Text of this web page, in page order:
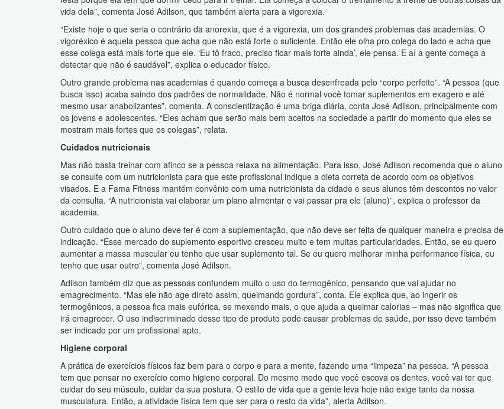
vida dela”, comenta José Adilson, que também alerta para a vigorexia.
“Existe hoje o que seria o contrário da anorexia, que é a vigorexia, um dos grandes problemas das academias. O
vigoréxico é aquela pessoa que acha que não está forte o suficiente. Então ele olha pro colega do lado e acha que
esse colega está mais forte que ele. ‘Eu tô fraco, preciso ficar mais forte ainda’, ele pensa. E aí a gente começa a
detectar que não é saudável”, explica o educador físico.
Outro grande problema nas academias é quando começa a busca desenfreada pelo “corpo perfeito”. “A pessoa (que
busca isso) acaba saindo dos padrões de normalidade. Não é normal você tomar suplementos em exagero e até
mesmo usar anabolizantes”, comenta. A conscientização é uma briga diária, conta José Adilson, principalmente com
os jovens e adolescentes. “Eles acham que serão mais bem aceitos na sociedade a partir do momento que eles se
mostram mais fortes que os colegas”, relata.
Cuidados nutricionais
Mas não basta treinar com afinco se a pessoa relaxa na alimentação. Para isso, José Adilson recomenda que o aluno
se consulte com um nutricionista para que este profissional indique a dieta correta de acordo com os objetivos
visados. E a Fama Fitness mantém convênio com uma nutricionista da cidade e seus alunos têm descontos no valor
da consulta. “A nutricionista vai elaborar um plano alimentar e vai passar pra ele (aluno)”, explica o professor da
academia.
Outro cuidado que o aluno deve ter é com a suplementação, que não deve ser feita de qualquer maneira e precisa de
indicação. “Esse mercado do suplemento esportivo cresceu muito e tem muitas particularidades. Então, se eu quero
aumentar a massa muscular eu tenho que usar suplemento tal. Se eu quero melhorar minha performance física, eu
tenho que usar outro”, comenta José Adilson.
Adilson também diz que as pessoas confundem muito o uso do termogênico, pensando que vai ajudar no
emagrecimento. “Mas ele não age direto assim, queimando gordura”, conta. Ele explica que, ao ingerir os
termogênicos, a pessoa fica mais eufórica, se mexendo mais, o que ajuda a queimar calorias – mas não significa que
irá emagrecer. O uso indiscriminado desse tipo de produto pode causar problemas de saúde, por isso deve também
ser indicado por um profissional apto.
Higiene corporal
A prática de exercícios físicos faz bem para o corpo e para a mente, fazendo uma “limpeza” na pessoa. “A pessoa
tem que pensar no exercício como higiene corporal. Do mesmo modo que você escova os dentes, você vai ter que
cuidar do seu músculo, cuidar da sua postura. O estilo de vida que a gente leva hoje não exige tanto da nossa
musculatura. Então, a atividade física tem que ser para o resto da vida”, alerta Adilson.